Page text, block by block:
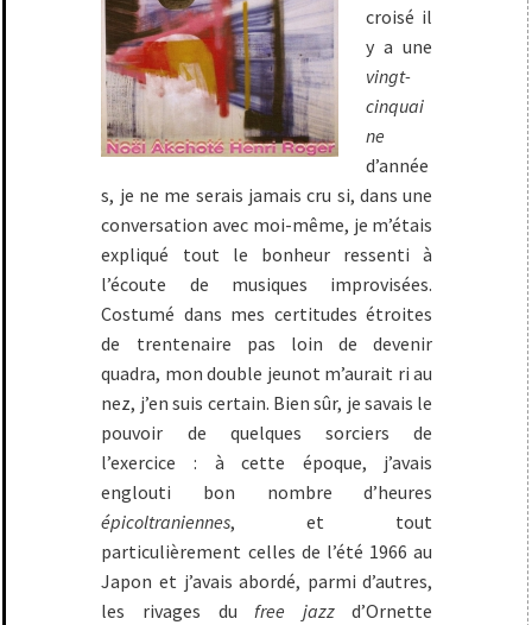
croisé il
y a une
vingt-
cinquai
ne
d’année
s, je ne me serais jamais cru si, dans une
conversation avec moi-même, je m’étais
expliqué tout le bonheur ressenti à
l’écoute de musiques improvisées.
Costumé dans mes certitudes étroites
de trentenaire pas loin de devenir
quadra, mon double jeunot m’aurait ri au
nez, j’en suis certain. Bien sûr, je savais le
pouvoir de quelques sorciers de
l’exercice : à cette époque, j’avais
englouti bon nombre d’heures
épicoltraniennes, et tout
particulièrement celles de l’été 1966 au
Japon et j’avais abordé, parmi d’autres,
les rivages dufree jazzd’Ornette